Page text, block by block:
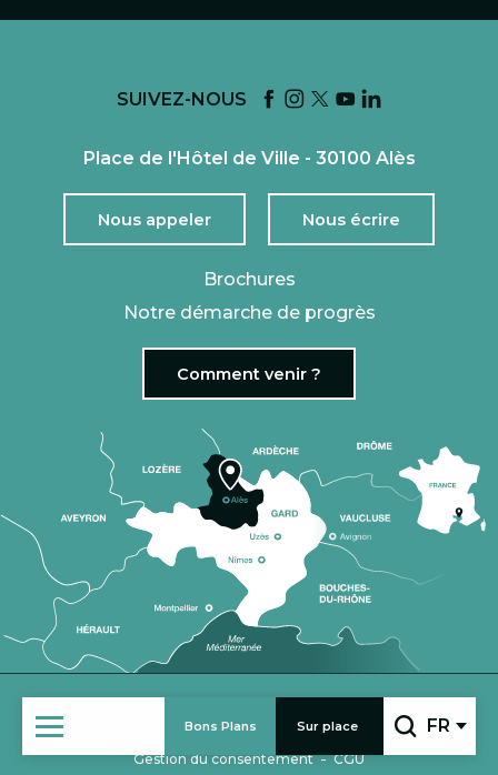
Bons Plans Sur place FR
SUIVEZ-NOUS
Place de l'Hôtel de Ville - 30100 Alès
Nous appeler Nous écrire
Brochures
Notre démarche de progrès
Comment venir ?
Mentions légales - Politique de confidentialité -
Gestion du consentement - CGU